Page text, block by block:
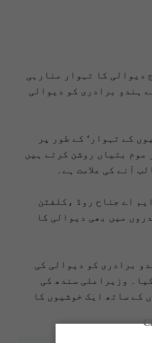
دیوالی کا تہوار منارہی
ہندو برادری کو دیوالی
کے تہوار‘ کے طور پر
موم بتیاں روشن کرتے ہیں
آنے کی علامت ہے۔
اے جناح روڈ ،کلفٹن
میں بھی دیوالی کا
برادری کو دیوالی کی
وزیراعلی سندھ کی
کے ساتھ ایک خوشیوں کا